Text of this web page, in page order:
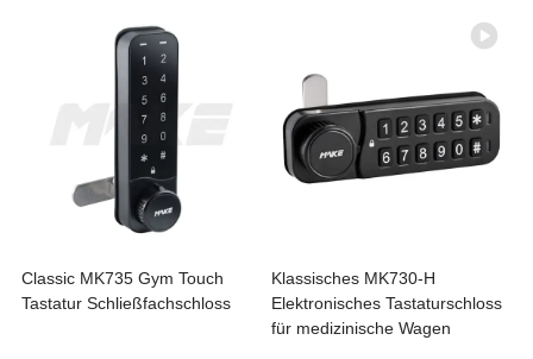
Classic MK735 Gym Touch
Tastatur Schließfachschloss
Klassisches MK730-H
Elektronisches Tastaturschloss
für medizinische Wagen